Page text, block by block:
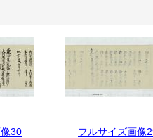
30 フルサイズ画像